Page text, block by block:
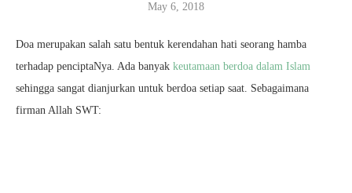
May 6, 2018
Doa merupakan salah satu bentuk kerendahan hati seorang hamba
terhadap penciptaNya. Ada banyak keutamaan berdoa dalam Islam
sehingga sangat dianjurkan untuk berdoa setiap saat. Sebagaimana
firman Allah SWT: